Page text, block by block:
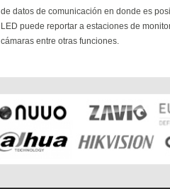
de datos de comunicación en donde es
LED puede reportar a estaciones de
cámaras entre otras funciones.